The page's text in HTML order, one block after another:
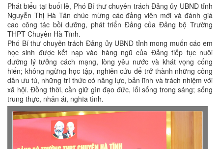
Phát biểu tại buổi lễ, Phó Bí thư chuyên trách Đảng ủy UBND tỉnh
Nguyễn Thị Hà Tân chúc mừng các đảng viên mới và đánh giá
cao công tác bồi dưỡng, phát triển Đảng của Đảng bộ Trường
THPT Chuyên Hà Tĩnh.
Phó Bí thư chuyên trách Đảng ủy UBND tỉnh mong muốn các em
học sinh được kết nạp vào hàng ngũ của Đảng tiếp tục nuôi
dưỡng lý tưởng cách mạng, lòng yêu nước và khát vọng cống
hiến; không ngừng học tập, nghiên cứu để trở thành những công
dân ưu tú, những trí thức có năng lực, bản lĩnh và trách nhiệm với
xã hội. Đồng thời, cần giữ gìn đạo đức, lối sống trong sáng; sống
trung thực, nhân ái, nghĩa tình.